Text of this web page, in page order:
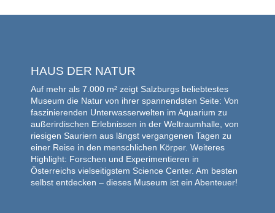
HAUS DER NATUR
Auf mehr als 7.000 m² zeigt Salzburgs beliebtestes
Museum die Natur von ihrer spannendsten Seite: Von
faszinierenden Unterwasserwelten im Aquarium zu
außerirdischen Erlebnissen in der Weltraumhalle, von
riesigen Sauriern aus längst vergangenen Tagen zu
einer Reise in den menschlichen Körper. Weiteres
Highlight: Forschen und Experimentieren in
Österreichs vielseitigstem Science Center. Am besten
selbst entdecken – dieses Museum ist ein Abenteuer!